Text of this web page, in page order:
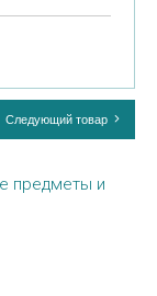
Следующий товар
предметы и